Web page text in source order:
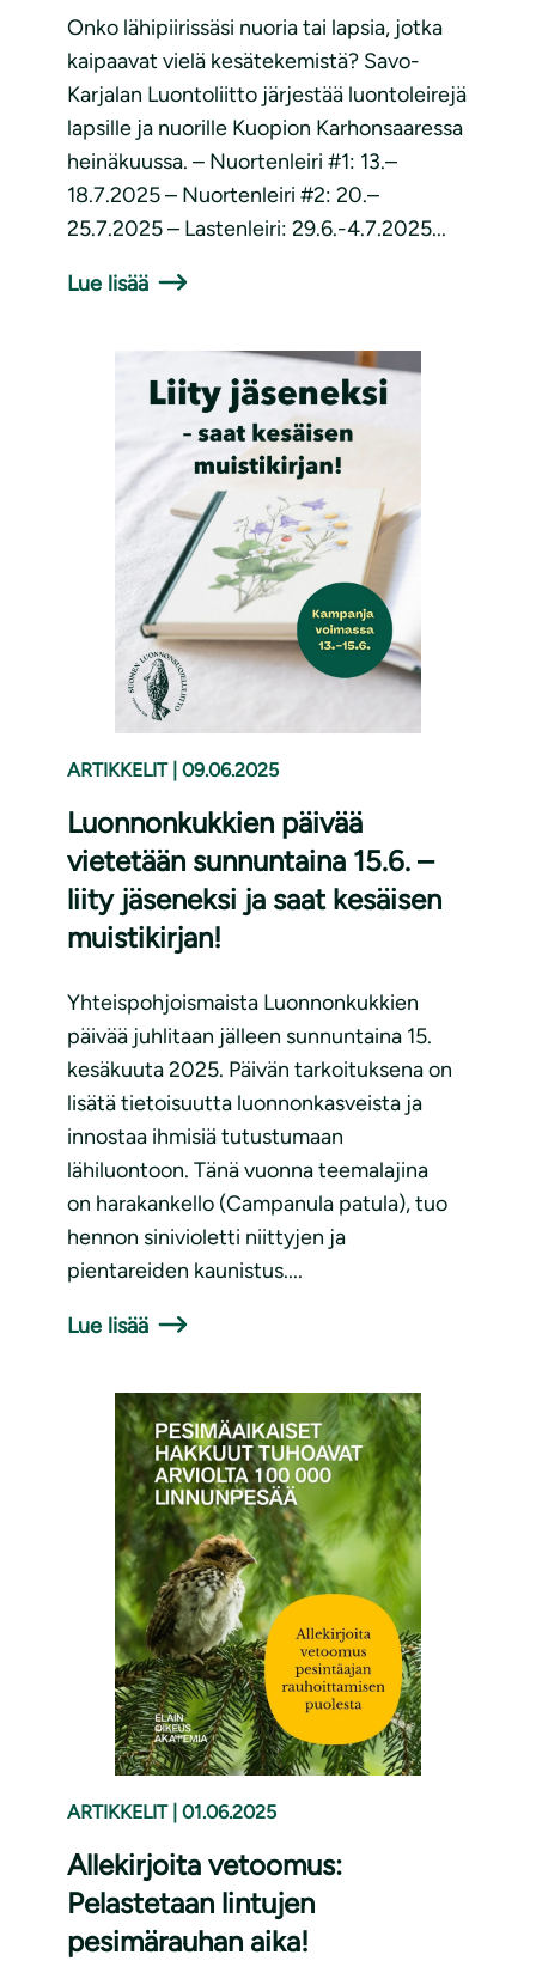
Onko lähipiirissäsi nuoria tai lapsia, jotka
kaipaavat vielä kesätekemistä? Savo-
Karjalan Luontoliitto järjestää luontoleirejä
lapsille ja nuorille Kuopion Karhonsaaressa
heinäkuussa. – Nuortenleiri #1: 13.–
18.7.2025 – Nuortenleiri #2: 20.–
25.7.2025 – Lastenleiri: 29.6.-4.7.2025...
Lue lisää
ARTIKKELIT 09.06.2025
Luonnonkukkien päivää
vietetään sunnuntaina 15.6. –
liity jäseneksi ja saat kesäisen
muistikirjan!
Yhteispohjoismaista Luonnonkukkien
päivää juhlitaan jälleen sunnuntaina 15.
kesäkuuta 2025. Päivän tarkoituksena on
lisätä tietoisuutta luonnonkasveista ja
innostaa ihmisiä tutustumaan
lähiluontoon. Tänä vuonna teemalajina
on harakankello (Campanula patula), tuo
hennon sinivioletti niittyjen ja
pientareiden kaunistus....
Lue lisää
ARTIKKELIT 01.06.2025
Allekirjoita vetoomus:
Pelastetaan lintujen
pesimärauhan aika!